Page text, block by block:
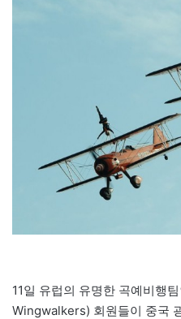
11일 유럽의 유명한 곡예비행
Wingwalkers) 회원들이 중국